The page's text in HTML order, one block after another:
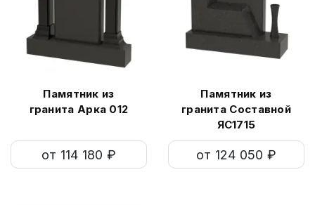
Памятник из
гранита Арка 012
от 114 180 ₽
Памятник из
гранита Составной
ЯС1715
от 124 050 ₽